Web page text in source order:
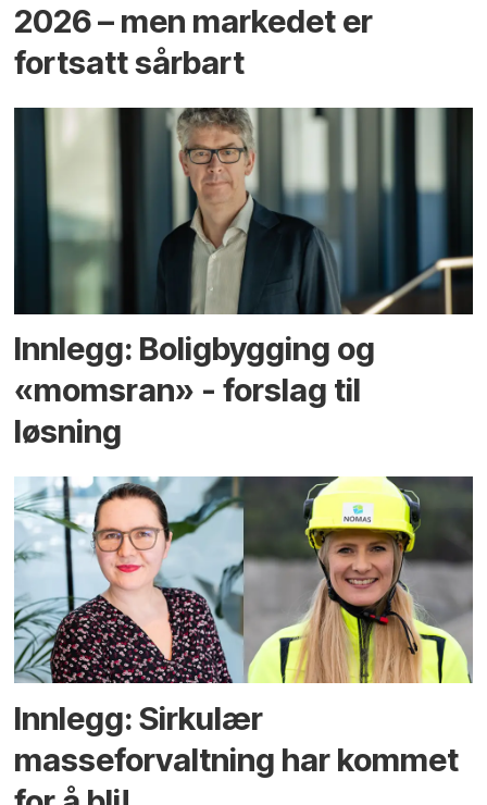
2026 – men markedet er
fortsatt sårbart
Innlegg: Boligbygging og
«momsran» - forslag til
løsning
Innlegg: Sirkulær
masseforvaltning har kommet